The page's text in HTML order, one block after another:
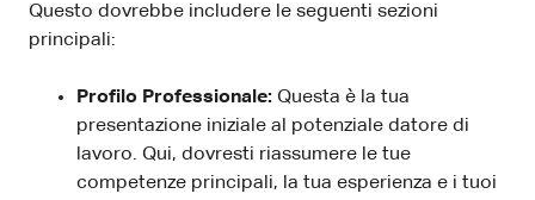
Questo dovrebbe includere le seguenti sezioni
principali:
Profilo Professionale: Questa è la tua
presentazione iniziale al potenziale datore di
lavoro. Qui, dovresti riassumere le tue
competenze principali, la tua esperienza e i tuoi